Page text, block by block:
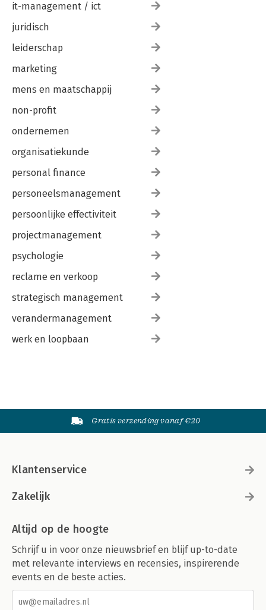
it-management / ict
juridisch
leiderschap
marketing
mens en maatschappij
non-profit
ondernemen
organisatiekunde
personal finance
personeelsmanagement
persoonlijke effectiviteit
projectmanagement
psychologie
reclame en verkoop
strategisch management
verandermanagement
werk en loopbaan
Gratis verzending vanaf €20
Klantenservice
Zakelijk
Altijd op de hoogte
Schrijf u in voor onze nieuwsbrief en blijf up-to-date
met relevante interviews en recensies, inspirerende
events en de beste acties.